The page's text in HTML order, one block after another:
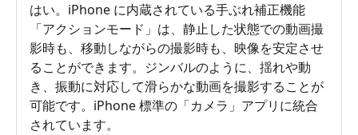
はい。iPhone に内蔵されている手ぶれ補正機能
「アクションモード」は、静止した状態での動画撮
影時も、移動しながらの撮影時も、映像を安定させ
ることができます。ジンバルのように、揺れや動
き、振動に対応して滑らかな動画を撮影することが
可能です。iPhone 標準の「カメラ」アプリに統合
されています。